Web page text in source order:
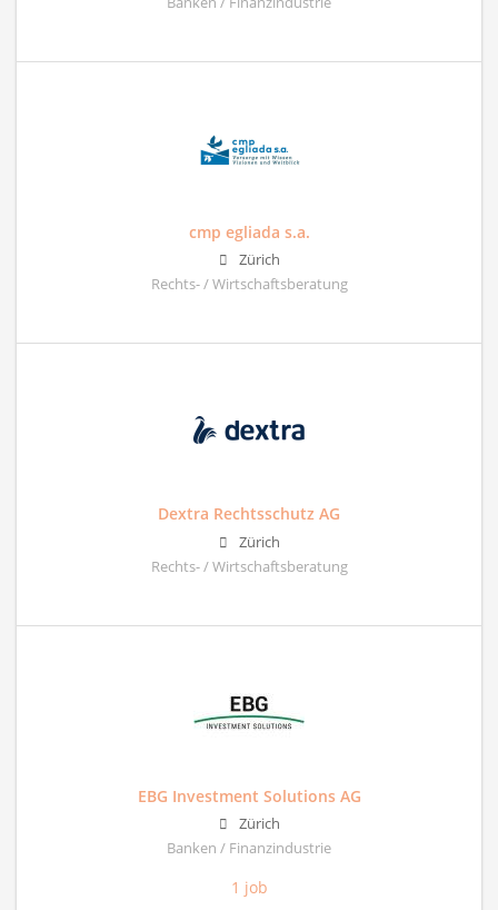
cmp egliada s.a.
Zürich
Rechts- / Wirtschaftsberatung
Dextra Rechtsschutz AG
Zürich
Rechts- / Wirtschaftsberatung
EBG Investment Solutions AG
Zürich
Banken / Finanzindustrie
1 job